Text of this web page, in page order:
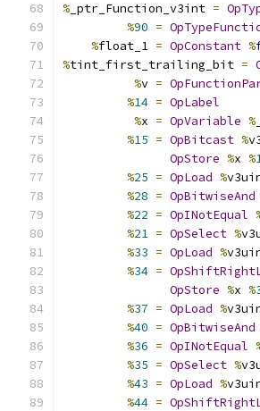
% _ptr_Function_v3int =
%90 =
%float_1 = OpConstant %
%tint_first_trailing_bit =
%v =
%14 = OpLabel
%x = OpVariable %
%15 = OpBitcast %
OpStore %x %
%25 = OpLoad %
%28 = OpBitwiseAnd
%22 = OpINotEqual
%21 = OpSelect %
%33 = OpLoad %
%34 =
OpStore %x %
%37 = OpLoad %
%40 = OpBitwiseAnd
%36 = OpINotEqual
%35 = OpSelect %
%43 = OpLoad %
%44 =